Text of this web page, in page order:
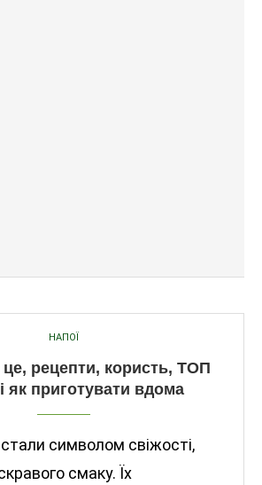
НАПОЇ
рецепти, користь, ТОП
як приготувати вдома
символом свіжості,
смаку. Їх